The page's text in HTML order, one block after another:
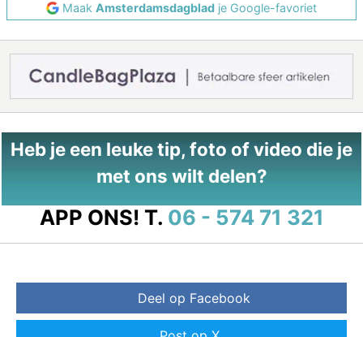
Maak Amsterdamsdagblad je Google-favoriet
Heb je een leuke tip, foto of video die je
met ons wilt delen?
APP ONS! T. 06 - 574 71 321
Deel op Facebook